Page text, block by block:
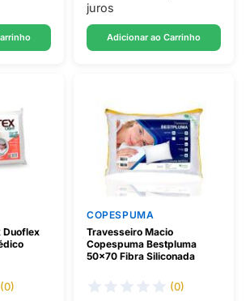
juros
Adicionar ao Carrinho
Duoflex
(0)
COPESPUMA
Travesseiro Macio
Copespuma Bestpluma
50x70 Fibra Siliconada
(0)